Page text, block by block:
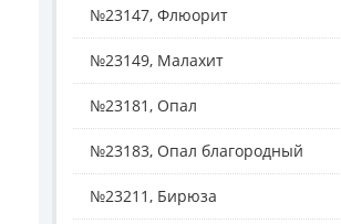
№23147, Флюорит
№23149, Малахит
№23181, Опал
№23183, Опал благородный
№23211, Бирюза